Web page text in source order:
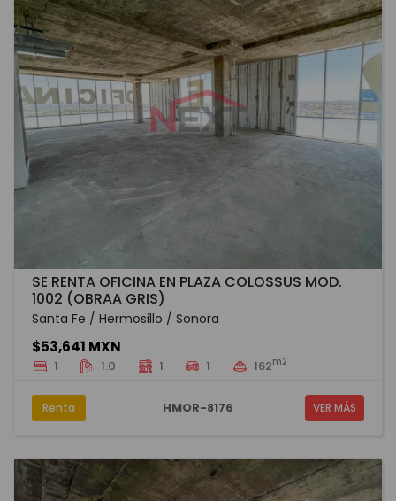
SE RENTA OFICINA EN PLAZA COLOSSUS MOD.
1002 (OBRAA GRIS)
Santa Fe / Hermosillo / Sonora
$53,641 MXN
1 1.0 1 1 162m2
Renta HMOR-8176 VER MÁS